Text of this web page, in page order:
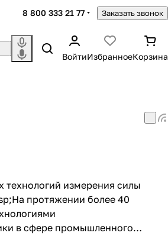
8 800 333 21 77 Заказать звонок
ВойтиИзбранноеКорзина
технологий измерения силы
протяжении более 40
в сфере промышленного